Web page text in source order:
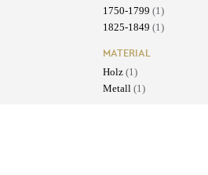
1750-1799 (1)
1825-1849 (1)
MATERIAL
Holz (1)
Metall (1)